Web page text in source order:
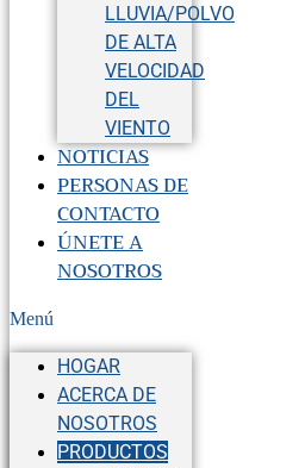
LLUVIA/POLVO
DE ALTA
VELOCIDAD
DEL
VIENTO
NOTICIAS
PERSONAS DE
CONTACTO
ÚNETE A
NOSOTROS
Menú
HOGAR
ACERCA DE
NOSOTROS
PRODUCTOS